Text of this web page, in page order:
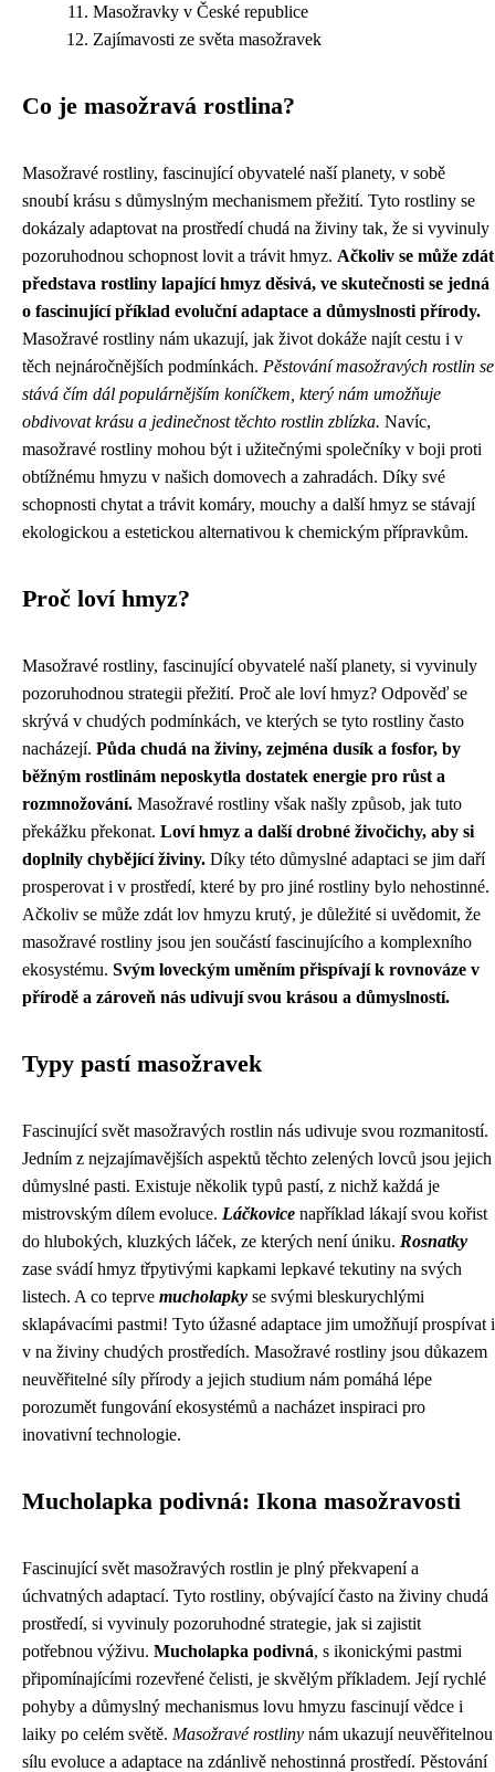
Masožravky v České republice
Zajímavosti ze světa masožravek
Co je masožravá rostlina?
Masožravé rostliny, fascinující obyvatelé naší planety, v sobě
snoubí krásu s důmyslným mechanismem přežití. Tyto rostliny se
dokázaly adaptovat na prostředí chudá na živiny tak, že si vyvinuly
pozoruhodnou schopnost lovit a trávit hmyz. Ačkoliv se může zdát
představa rostliny lapající hmyz děsivá, ve skutečnosti se jedná
o fascinující příklad evoluční adaptace a důmyslnosti přírody.
Masožravé rostliny nám ukazují, jak život dokáže najít cestu i v
těch nejnáročnějších podmínkách. Pěstování masožravých rostlin se
stává čím dál populárnějším koníčkem, který nám umožňuje
obdivovat krásu a jedinečnost těchto rostlin zblízka. Navíc,
masožravé rostliny mohou být i užitečnými společníky v boji proti
obtížnému hmyzu v našich domovech a zahradách. Díky své
schopnosti chytat a trávit komáry, mouchy a další hmyz se stávají
ekologickou a estetickou alternativou k chemickým přípravkům.
Proč loví hmyz?
Masožravé rostliny, fascinující obyvatelé naší planety, si vyvinuly
pozoruhodnou strategii přežití. Proč ale loví hmyz? Odpověď se
skrývá v chudých podmínkách, ve kterých se tyto rostliny často
nacházejí. Půda chudá na živiny, zejména dusík a fosfor, by
běžným rostlinám neposkytla dostatek energie pro růst a
rozmnožování. Masožravé rostliny však našly způsob, jak tuto
překážku překonat. Loví hmyz a další drobné živočichy, aby si
doplnily chybějící živiny. Díky této důmyslné adaptaci se jim daří
prosperovat i v prostředí, které by pro jiné rostliny bylo nehostinné.
Ačkoliv se může zdát lov hmyzu krutý, je důležité si uvědomit, že
masožravé rostliny jsou jen součástí fascinujícího a komplexního
ekosystému. Svým loveckým uměním přispívají k rovnováze v
přírodě a zároveň nás udivují svou krásou a důmyslností.
Typy pastí masožravek
Fascinující svět masožravých rostlin nás udivuje svou rozmanitostí.
Jedním z nejzajímavějších aspektů těchto zelených lovců jsou jejich
důmyslné pasti. Existuje několik typů pastí, z nichž každá je
mistrovským dílem evoluce. Láčkovice například lákají svou kořist
do hlubokých, kluzkých láček, ze kterých není úniku. Rosnatky
zase svádí hmyz třpytivými kapkami lepkavé tekutiny na svých
listech. A co teprve mucholapky se svými bleskurychlými
sklapávacími pastmi! Tyto úžasné adaptace jim umožňují prospívat i
v na živiny chudých prostředích. Masožravé rostliny jsou důkazem
neuvěřitelné síly přírody a jejich studium nám pomáhá lépe
porozumět fungování ekosystémů a nacházet inspiraci pro
inovativní technologie.
Mucholapka podivná: Ikona masožravosti
Fascinující svět masožravých rostlin je plný překvapení a
úchvatných adaptací. Tyto rostliny, obývající často na živiny chudá
prostředí, si vyvinuly pozoruhodné strategie, jak si zajistit
potřebnou výživu. Mucholapka podivná, s ikonickými pastmi
připomínajícími rozevřené čelisti, je skvělým příkladem. Její rychlé
pohyby a důmyslný mechanismus lovu hmyzu fascinují vědce i
laiky po celém světě. Masožravé rostliny nám ukazují neuvěřitelnou
sílu evoluce a adaptace na zdánlivě nehostinná prostředí. Pěstování